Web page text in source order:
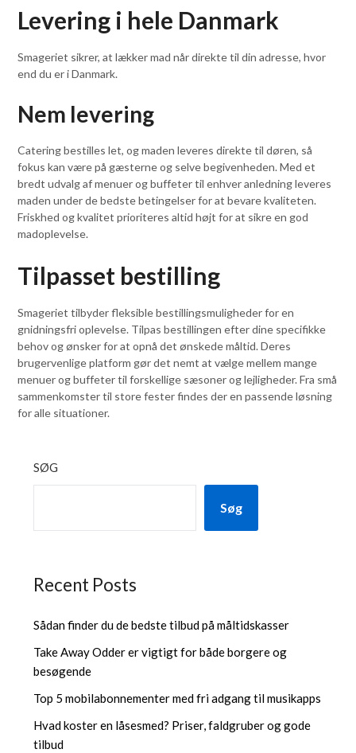
Levering i hele Danmark
Smageriet sikrer, at lækker mad når direkte til din adresse, hvor
end du er i Danmark.
Nem levering
Catering bestilles let, og maden leveres direkte til døren, så
fokus kan være på gæsterne og selve begivenheden. Med et
bredt udvalg af menuer og buffeter til enhver anledning leveres
maden under de bedste betingelser for at bevare kvaliteten.
Friskhed og kvalitet prioriteres altid højt for at sikre en god
madoplevelse.
Tilpasset bestilling
Smageriet tilbyder fleksible bestillingsmuligheder for en
gnidningsfri oplevelse. Tilpas bestillingen efter dine specifikke
behov og ønsker for at opnå det ønskede måltid. Deres
brugervenlige platform gør det nemt at vælge mellem mange
menuer og buffeter til forskellige sæsoner og lejligheder. Fra små
sammenkomster til store fester findes der en passende løsning
for alle situationer.
SØG
Søg
Recent Posts
Sådan finder du de bedste tilbud på måltidskasser
Take Away Odder er vigtigt for både borgere og
besøgende
Top 5 mobilabonnementer med fri adgang til musikapps
Hvad koster en låsesmed? Priser, faldgruber og gode
tilbud